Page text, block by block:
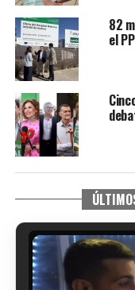
82
el